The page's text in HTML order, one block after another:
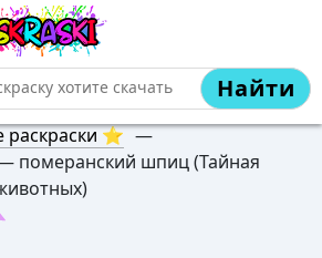
Найти
раскраски ⭐ —
померанский шпиц (Тайная